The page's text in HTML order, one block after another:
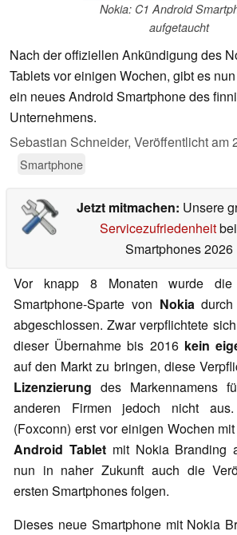
Nokia: C1 Android
aufgetaucht
Nach der offiziellen Ankündigung des
Tablets vor einigen Wochen, gibt es
ein neues Android Smartphone des
Unternehmens.
Sebastian Schneider, Veröffentlicht am
Smartphone
Jetzt mitmachen: Unsere
Servicezufriedenheitbei
Smartphones 2026
Vor knapp 8 Monaten wurde die
Smartphone-Sparte von Nokiadurch
abgeschlossen. Zwar verpflichtete
dieser Übernahme bis 2016 kein
auf den Markt zu bringen, diese
Lizenzierung des Markennamens
anderen Firmen jedoch nicht
(Foxconn) erst vor einigen Wochen
Android Tabletmit Nokia Branding
nun in naher Zukunft auch die
ersten Smartphones folgen.
Dieses neue Smartphone mit Nokia